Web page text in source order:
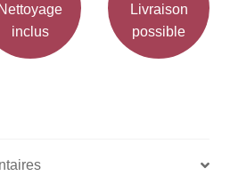
Nettoyage
inclus
Livraison
possible